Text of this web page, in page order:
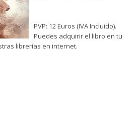
PVP: 12 Euros (IVA Incluido).
Puedes adquirir el libro en tu
librerías en internet.